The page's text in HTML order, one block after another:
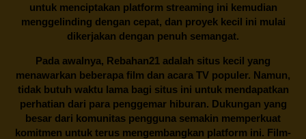
untuk menciptakan platform streaming ini kemudian
menggelinding dengan cepat, dan proyek kecil ini mulai
dikerjakan dengan penuh semangat.
Pada awalnya, Rebahan21 adalah situs kecil yang
menawarkan beberapa film dan acara TV populer. Namun,
tidak butuh waktu lama bagi situs ini untuk mendapatkan
perhatian dari para penggemar hiburan. Dukungan yang
besar dari komunitas pengguna semakin memperkuat
komitmen untuk terus mengembangkan platform ini. Film-